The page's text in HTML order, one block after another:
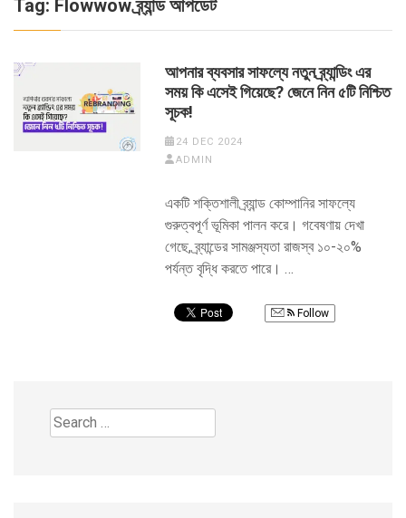
Tag: Flowwow ব্র্যান্ড আপডেট
আপনার ব্যবসার সাফল্যে নতুন ব্র্যান্ডিং এর
সময় কি এসেই গিয়েছে? জেনে নিন ৫টি নিশ্চিত
সূচক!
24 DEC 2024
ADMIN
একটি শক্তিশালী ব্র্যান্ড কোম্পানির সাফল্যে
গুরুত্বপূর্ণ ভূমিকা পালন করে। গবেষণায় দেখা
গেছে, ব্র্যান্ডের সামঞ্জস্যতা রাজস্ব ১০-২০%
পর্যন্ত বৃদ্ধি করতে পারে। …
Follow
Search
for: